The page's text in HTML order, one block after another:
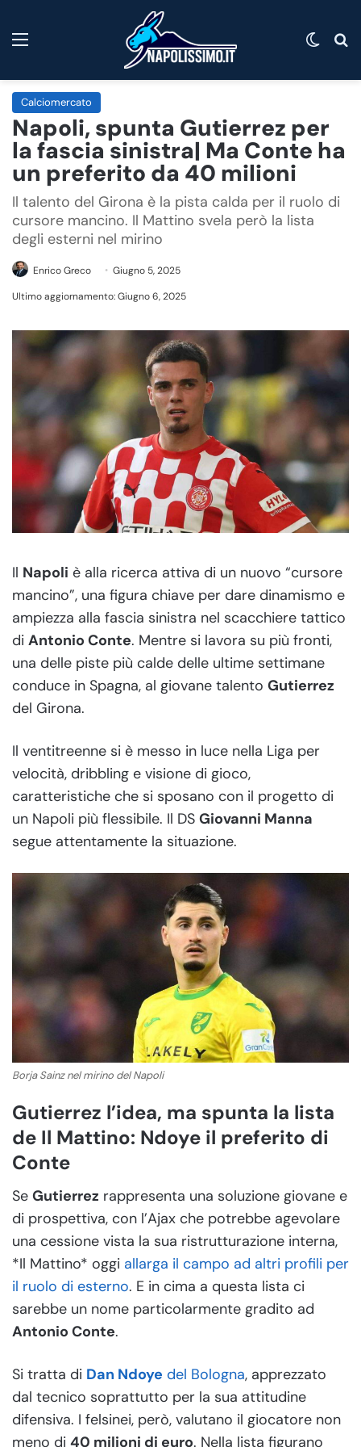
Calciomercato
Napoli, spunta Gutierrez per
la fascia sinistra| Ma Conte ha
un preferito da 40 milioni
Il talento del Girona è la pista calda per il ruolo di
cursore mancino. Il Mattino svela però la lista
degli esterni nel mirino
Enrico Greco
Giugno 5, 2025
Ultimo aggiornamento: Giugno 6, 2025
Il Napoli è alla ricerca attiva di un nuovo “cursore
mancino”, una figura chiave per dare dinamismo e
ampiezza alla fascia sinistra nel scacchiere tattico
di Antonio Conte. Mentre si lavora su più fronti,
una delle piste più calde delle ultime settimane
conduce in Spagna, al giovane talento Gutierrez
del Girona.
Il ventitreenne si è messo in luce nella Liga per
velocità, dribbling e visione di gioco,
caratteristiche che si sposano con il progetto di
un Napoli più flessibile. Il DS Giovanni Manna
segue attentamente la situazione.
Borja Sainz nel mirino del Napoli
Gutierrez l’idea, ma spunta la lista
de Il Mattino: Ndoye il preferito di
Conte
Se Gutierrez rappresenta una soluzione giovane e
di prospettiva, con l’Ajax che potrebbe agevolare
una cessione vista la sua ristrutturazione interna,
*Il Mattino* oggi allarga il campo ad altri profili per
il ruolo di esterno. E in cima a questa lista ci
sarebbe un nome particolarmente gradito ad
Antonio Conte.
Si tratta di Dan Ndoye del Bologna, apprezzato
dal tecnico soprattutto per la sua attitudine
difensiva. I felsinei, però, valutano il giocatore non
meno di 40 milioni di euro. Nella lista figurano